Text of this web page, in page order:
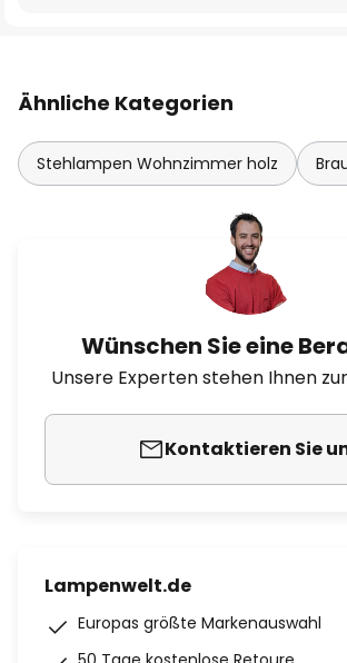
Ähnliche Kategorien
Stehlampen Wohnzimmer holz
Wünschen Sie eine
Unsere Experten stehen Ihnen
Kontaktieren Sie
Lampenwelt.de
Europas größte Markenauswahl